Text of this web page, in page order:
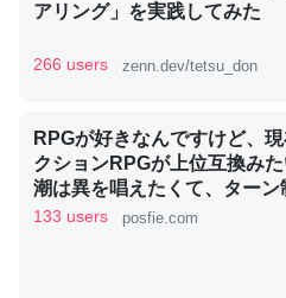
論文では「淡水はカルシウム
利だから両方が拮抗してるの
ずキチンを強化してる筈だが
─ニュース :: 【研究発表】昆虫学の
いのか」に関する新仮説
アリング」を実践してみた
266 users zenn.dev/tetsu_don
RPGが好きなんですけど、
クションRPGが上位互換み
潮は異を唱えたくて、ターン
にはターン制の良さがあると
133 users posfie.com